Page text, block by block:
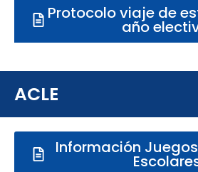
Protocolo viaje de
año
ACLE
Información